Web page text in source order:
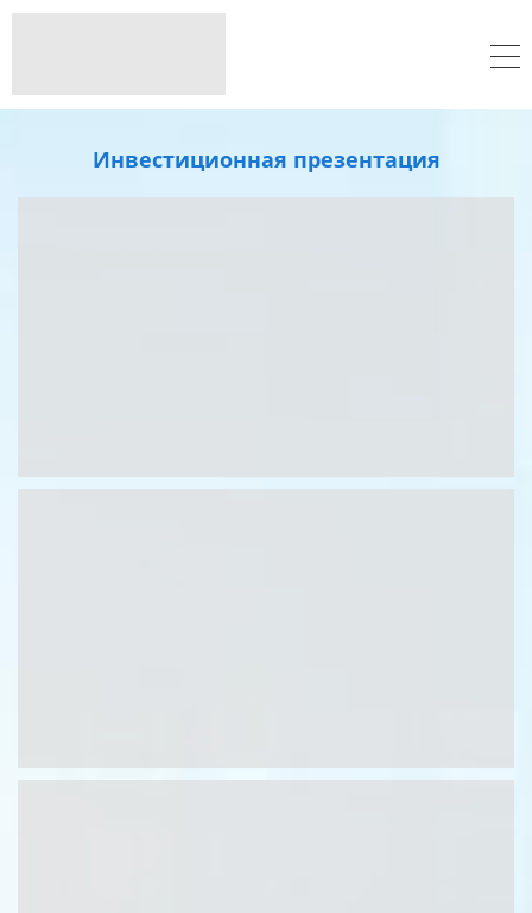
Инвестиционная презентация